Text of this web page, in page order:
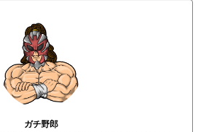
ガチ野郎